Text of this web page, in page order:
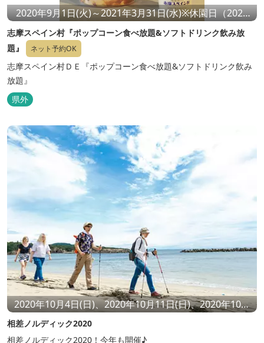
2020年9月1日(火)～2021年3月31日(水)※休園日（2021
年1/12～2/12）は除く
志摩スペイン村『ポップコーン食べ放題&ソフトドリンク飲み放
題』
ネット予約OK
志摩スペイン村ＤＥ『ポップコーン食べ放題&ソフトドリンク飲み
放題』
県外
2020年10月4日(日)、2020年10月11日(日)、2020年10月
18日(日)、2020年10月25日(日)、2020年11月1日(日)、
2020年11月3日(火)、2020年11月8日(日)、2020年11月
15日(日)、2020年11月22日(日)、2020年11月23日(月)、
相差ノルディック2020
相差ノルディック2020！今年も開催♪